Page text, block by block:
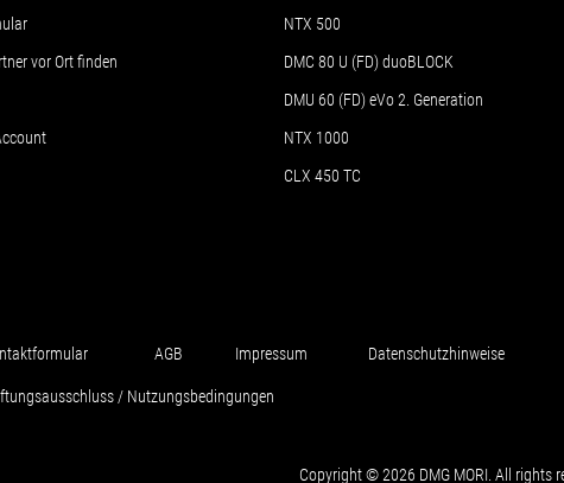
vor Ort finden
NTX 500
DMC 80 U (FD) duoBLOCK
DMU 60 (FD) eVo 2. Generation
NTX 1000
CLX 450 TC
AGB Impressum Datenschutzhinweise
/ Nutzungsbedingungen
Copyright © 2026 DMG MORI. All rights